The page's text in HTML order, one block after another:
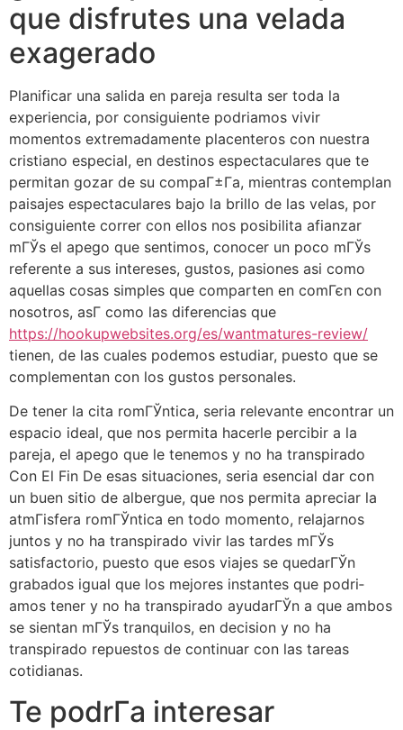
que disfrutes una velada
exagerado
Planificar una salida en pareja resulta ser toda la
experiencia, por consiguiente podri­amos vivir
momentos extremadamente placenteros con nuestra
cristiano especial, en destinos espectaculares que te
permitan gozar de su compaГ±Г­a, mientras contemplan
paisajes espectaculares bajo la brillo de las velas, por
consiguiente correr con ellos nos posibilita afianzar
mГЎs el apego que sentimos, conocer un poco mГЎs
referente a sus intereses, gustos, pasiones asi­ como
aquellas cosas simples que comparten en comГєn con
nosotros, asГ­ como las diferencias que
https://hookupwebsites.org/es/wantmatures-review/
tienen, de las cuales podemos estudiar, puesto que se
complementan con los gustos personales.
De tener la cita romГЎntica, seri­a relevante encontrar un
espacio ideal, que nos permita hacerle percibir a la
pareja, el apego que le tenemos y no ha transpirado
Con El Fin De esas situaciones, seri­a esencial dar con
un buen sitio de albergue, que nos permita apreciar la
atmГіsfera romГЎntica en todo momento, relajarnos
juntos y no ha transpirado vivir las tardes mГЎs
satisfactorio, puesto que esos viajes se quedarГЎn
grabados igual que los mejores instantes que podri­
amos tener y no ha transpirado ayudarГЎn a que ambos
se sientan mГЎs tranquilos, en decision y no ha
transpirado repuestos de continuar con las tareas
cotidianas.
Te podrГ­a interesar